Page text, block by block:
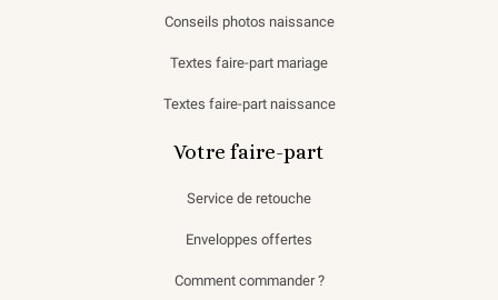
Conseils photos naissance
Textes faire-part mariage
Textes faire-part naissance
Votre faire-part
Service de retouche
Enveloppes offertes
Comment commander ?